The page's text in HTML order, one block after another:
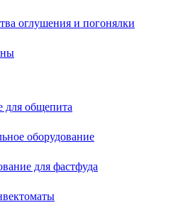
оглушения и погонялки
для общепита
оборудование
для фастфуда